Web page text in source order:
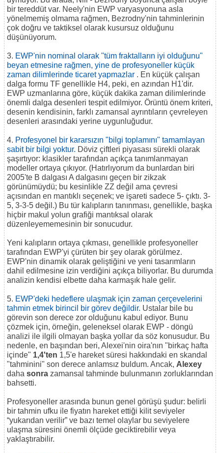
bir tereddüt var. Neely'nin EWP varyasyonuna asla
yönelmemiş olmama rağmen, Bezrodny'nin tahminlerinin
çok doğru ve taktiksel olarak kusursuz olduğunu
düşünüyorum.
3. EWP'nin nominal olarak "tüm fraktalların iyi olduğunu"
beyan etmesine rağmen, yine de profesyoneller küçük
zaman dilimlerinde ticaret yapmazlar . En küçük çalışan
dalga formu TF genellikle H4, peki, en azından H1'dir.
EWP uzmanlarına göre, küçük dakika zaman dilimlerinde
önemli dalga desenleri tespit edilmiyor. Örüntü önem kriteri,
desenin kendisinin, farklı zamansal ayrıntıların çevreleyen
desenleri arasındaki yerine uygunluğudur.
4. Profesyonel bir kararsızın "bilgi toplamını" tamamlayan
sabit bir bilgi yoktur. Döviz çiftleri piyasası sürekli olarak
şaşırtıyor: klasikler tarafından açıkça tanımlanmayan
modeller ortaya çıkıyor. (Hatırlıyorum da bunlardan biri
2005'te B dalgası A dalgasını geçen bir zikzak
görünümüydü; bu kesinlikle ZZ değil ama çevresi
açısından en mantıklı seçenek; ve işareti sadece 5- çıktı. 3-
5, 3-3-5 değil.) Bu tür kalıpların tanınması, genellikle, başka
hiçbir makul yolun grafiği mantıksal olarak
düzenleyememesinin bir sonucudur.
Yeni kalıpların ortaya çıkması, genellikle profesyoneller
tarafından EWP'yi çürüten bir şey olarak görülmez.
EWP'nin dinamik olarak geliştiğini ve yeni tasarımların
dahil edilmesine izin verdiğini açıkça biliyorlar. Bu durumda
analizin kendisi elbette daha karmaşık hale gelir.
5. EWP'deki hedeflere ulaşmak için zaman çerçevelerini
tahmin etmek birincil bir görev değildir. Ustalar bile bu
görevin son derece zor olduğunu kabul ediyor. Bunu
çözmek için, örneğin, geleneksel olarak EWP - döngü
analizi ile ilgili olmayan başka yollar da söz konusudur. Bu
nedenle, en başından beri, Alexei'nin oira'nın "birkaç hafta
içinde" 1,4'ten 1,5'e hareket süresi hakkındaki en skandal
"tahminini" son derece anlamsız buldum. Ancak, Alexey
daha sonra zamansal tahminde bulunmanın zorluklarından
bahsetti.
Profesyoneller arasında bunun genel görüşü şudur: belirli
bir tahmin ufku ile fiyatın hareket ettiği kilit seviyeler
“yukarıdan verilir” ve bazı temel olaylar bu seviyelere
ulaşma süresini önemli ölçüde geciktirebilir veya
yaklaştırabilir.